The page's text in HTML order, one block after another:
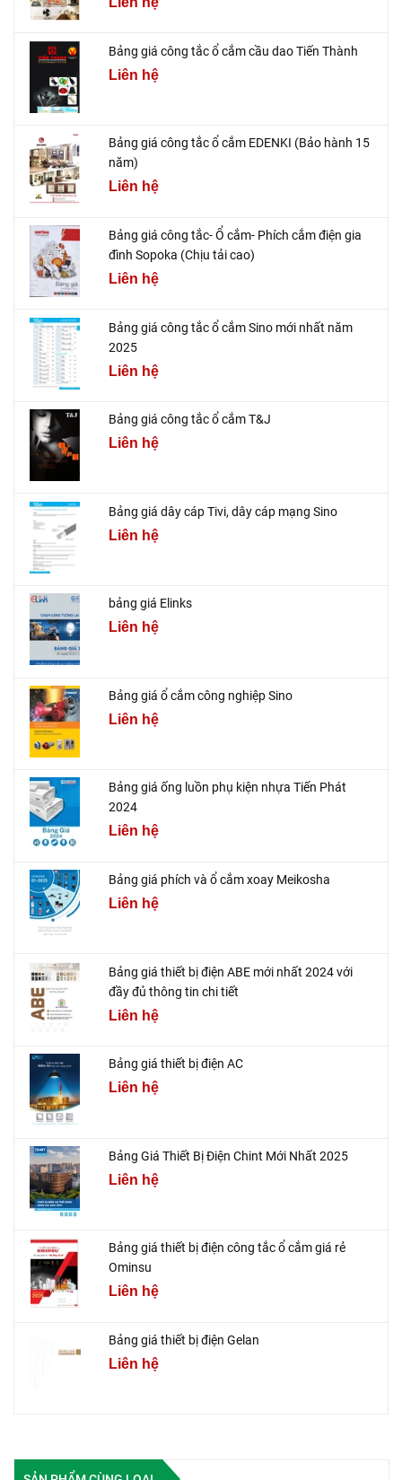
Bảng giá công tắc ổ cắm cầu dao Tiến Thành
Liên hệ
Bảng giá công tắc ổ cắm EDENKI (Bảo hành 15
năm)
Liên hệ
Bảng giá công tắc- Ổ cắm- Phích cắm điện gia
đình Sopoka (Chịu tải cao)
Liên hệ
Bảng giá công tắc ổ cắm Sino mới nhất năm
2025
Liên hệ
Bảng giá công tắc ổ cắm T&J
Liên hệ
Bảng giá dây cáp Tivi, dây cáp mạng Sino
Liên hệ
bảng giá Elinks
Liên hệ
Bảng giá ổ cắm công nghiệp Sino
Liên hệ
Bảng giá ống luồn phụ kiện nhựa Tiến Phát
2024
Liên hệ
Bảng giá phích và ổ cắm xoay Meikosha
Liên hệ
Bảng giá thiết bị điện ABE mới nhất 2024 với
đầy đủ thông tin chi tiết
Liên hệ
Bảng giá thiết bị điện AC
Liên hệ
Bảng Giá Thiết Bị Điện Chint Mới Nhất 2025
Liên hệ
Bảng giá thiết bị điện công tắc ổ cắm giá rẻ
Ominsu
Liên hệ
Bảng giá thiết bị điện Gelan
Liên hệ